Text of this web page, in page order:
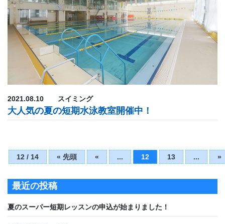
2021.08.10 スイミング
大人気の夏の短期水泳教室開催中！
12 / 14 « 先頭 « ... 12 13 ... »
最近の投稿
夏のスーパー短期レッスンの申込が始まりました！